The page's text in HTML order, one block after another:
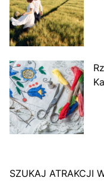
SZUKAJ ATRAKCJI